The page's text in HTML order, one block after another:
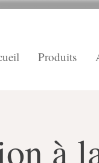
Produits
à